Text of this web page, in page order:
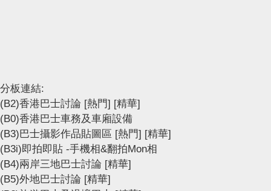
分板連結:
(B2)香港巴士討論 [熱門] [精華]
(B0)香港巴士車務及車廂設備
(B3)巴士攝影作品貼圖區 [熱門] [精華]
(B3i)即拍即貼 -手機相&翻拍Mon相
(B4)兩岸三地巴士討論 [精華]
(B5)外地巴士討論 [精華]